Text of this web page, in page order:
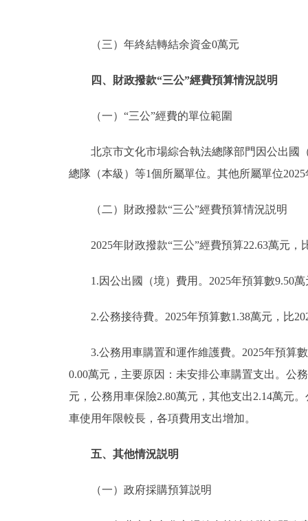
（三）年終結轉結余資金0萬元
四、財政撥款“三公”經費預算情況説明
（一）“三公”經費的單位範圍
北京市文化市場綜合執法總隊部門因公出國（
總隊（本級）等1個所屬單位。其他所屬單位
（二）財政撥款“三公”經費預算情況説明
2025年財政撥款“三公”經費預算22.63萬元，
1.因公出國（境）費用。2025年預算數9.50萬
2.公務接待費。2025年預算數1.38萬元，比
3.公務用車購置和運作維護費。2025年預算數
0.00萬元，主要原因：未安排公車購置支出。公
元，公務用車保險2.80萬元，其他支出2.14萬元
車使用年限較長，各項費用支出增加。
五、其他情況説明
（一）政府採購預算説明